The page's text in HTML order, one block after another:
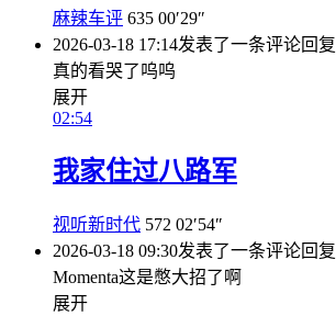
麻辣车评 635 00′29″
2026-03-18 17:14发表了一条评论回复
真的看哭了呜呜
展开
02:54
我家住过八路军
视听新时代 572 02′54″
2026-03-18 09:30发表了一条评论回复
Momenta这是憋大招了啊
展开